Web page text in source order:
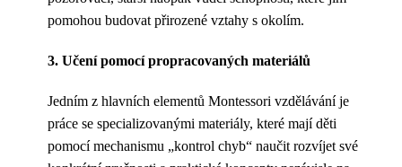
pomohou budovat přirozené vztahy s okolím.
3. Učení pomocí propracovaných materiálů
Jedním z hlavních elementů Montessori vzdělávání je
práce se specializovanými materiály, které mají děti
pomocí mechanismu „kontrol chyb“ naučit rozvíjet své